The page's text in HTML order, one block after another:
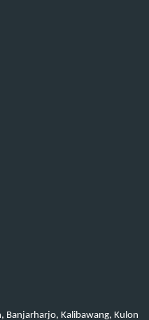
Banjarharjo, Kalibawang, Kulon